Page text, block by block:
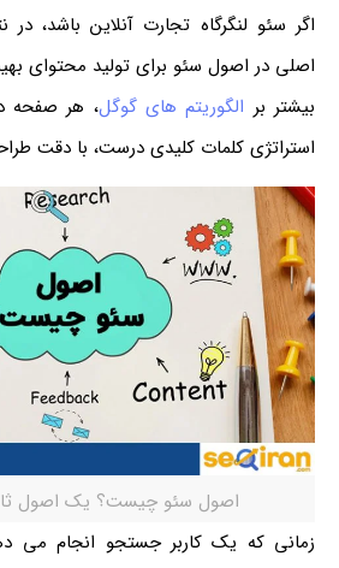
اگر سئو لنگرگاه تجارت آنلاین باشد،
اصلی در اصول سئو برای تولید محتوای
بیشتر بر الگوریتم­ های گوگل، هر صفحه
استراتژی کلمات کلیدی درست، با دقت
اصول سئو چیست؟ یک اصول
زمانی که یک کاربر جستجو انجام می